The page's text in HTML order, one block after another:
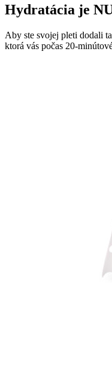
Hydratácia je
Aby ste svojej pleti dodali
ktorá vás počas 20-